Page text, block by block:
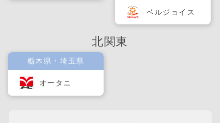
ベルジョイス
北関東
栃木県・埼玉県
オータニ